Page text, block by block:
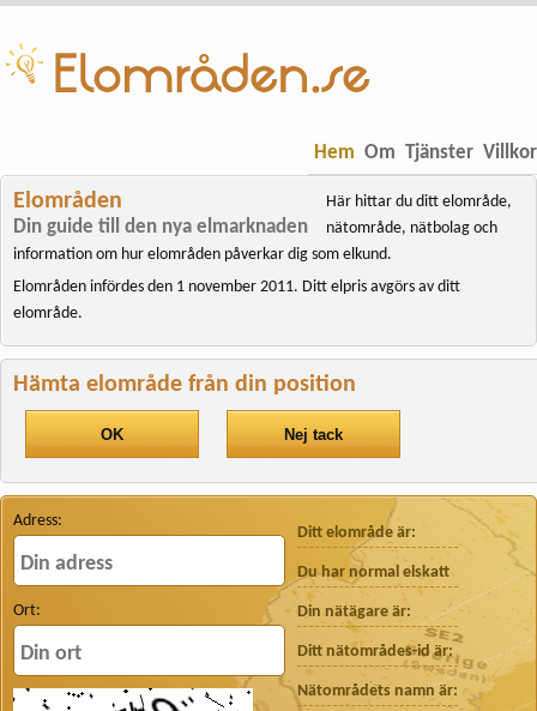
Hem Om Tjänster Villkor
Elområden
Din guide till den nya elmarknaden
Här hittar du ditt elområde,
nätområde, nätbolag och
information om hur elområden påverkar dig som elkund.
Elområden infördes den 1 november 2011. Ditt elpris avgörs av ditt
elområde.
Hämta elområde från din position
OK Nej tack
Adress:
Ort:
Ditt elområde är:
Du har normal elskatt
Din nätägare är:
Ditt nätområdes-id är:
Nätområdets namn är: